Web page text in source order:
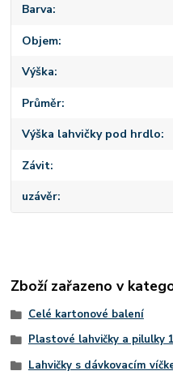
Barva
Objem
Výška
Průměr
Výška lahvičky pod hrdlo
Závit
uzávěr
Zboží zařazeno v
Celé kartonové balení
Plastové lahvičky a pilulky
Lahvičky s dávkovacím